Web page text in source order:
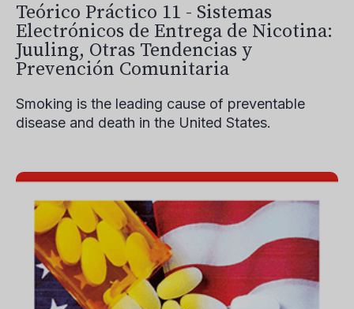
Teórico Práctico 11 - Sistemas
Electrónicos de Entrega de Nicotina:
Juuling, Otras Tendencias y
Prevención Comunitaria
Smoking is the leading cause of preventable
disease and death in the United States.